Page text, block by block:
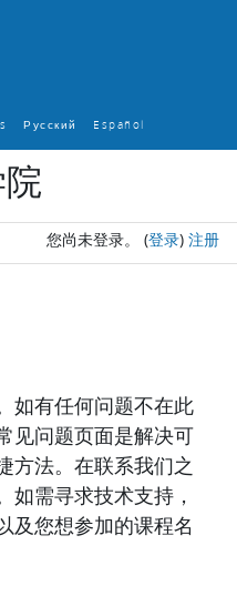
Русский ‎ Español ‎
您尚未登录。 (登录) 注册
如有任何问题不在此
见问题页面是解决可
方法。在联系我们之
如需寻求技术支持，
及您想参加的课程名